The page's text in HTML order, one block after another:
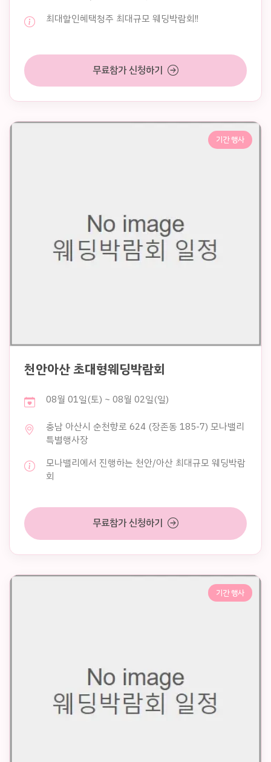
최대할인혜택청주 최대규모 웨딩박람회!!
무료참가 신청하기
기간 행사
천안아산 초대형웨딩박람회
08월 01일(토) ~ 08월 02일(일)
충남 아산시 순천향로 624 (장존동 185-7) 모나밸리
특별행사장
모나밸리에서 진행하는 천안/아산 최대규모 웨딩박람
회
무료참가 신청하기
기간 행사